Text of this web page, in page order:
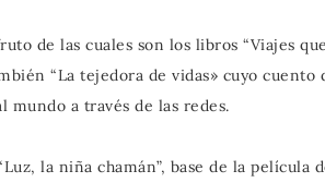
de las cuales son los libros “Viajes que
“La tejedora de vidas» cuyo cuento
mundo a través de las redes.
la niña chamán”, base de la película